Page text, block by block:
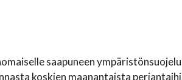
saapuneen
koskien maanantaista